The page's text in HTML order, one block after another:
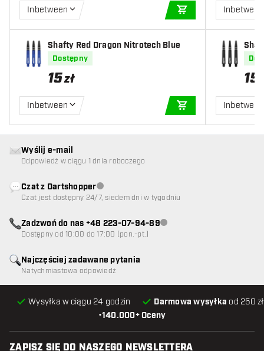
Inbetween
DODAJ DO
Shafty Red Dragon Nitrotech Blue
Dostępny
15zł
Inbetween
DODAJ DO
Inbetween
15
Inbetween
•140.000+ Oceny
Wysyłka w ciągu 24 godzin Darmowa wysyłka od 250
Najczęściej zadawane pytania
Natychmiastowa odpowiedź
Wyślij e-mail
Odpowiedź w ciągu 1 dnia roboczego
Czat z DartshopperObsługa klienta niedostępna
Czat jest dostępny 24/7, siedem dni w tygodniu
Zadzwoń do nas +48 223-07-94-89Obsługa klienta niedostępna
Dostępny od 10:00 do 17:00 (pon.-pt.)
ZAPISZ SIĘ DO NASZEGO NEWSLETTERA